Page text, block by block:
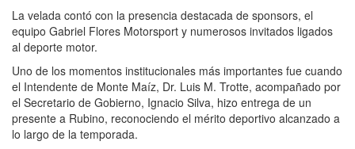
La velada contó con la presencia destacada de sponsors, el
equipo Gabriel Flores Motorsport y numerosos invitados ligados
al deporte motor.
Uno de los momentos institucionales más importantes fue cuando
el Intendente de Monte Maíz, Dr. Luis M. Trotte, acompañado por
el Secretario de Gobierno, Ignacio Silva, hizo entrega de un
presente a Rubino, reconociendo el mérito deportivo alcanzado a
lo largo de la temporada.